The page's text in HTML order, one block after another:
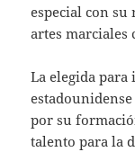
especial con su
artes
La elegida
por su
talento para la